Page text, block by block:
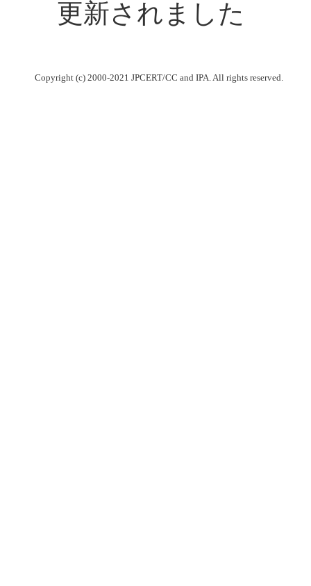
更新されました
Copyright (c) 2000-2021 JPCERT/CC and IPA. All rights reserved.